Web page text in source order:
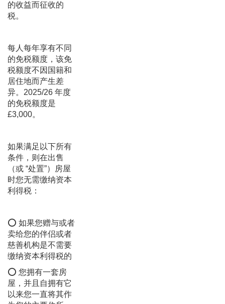
的收益而征收的
税。
每人每年享有不同
的免税额度，该免
税额度不因国籍和
居住地而产生差
异。2025/26 年度
的免税额度是
£3,000。
如果满足以下所有
条件，则在出售
（或 “处置”）房屋
时您无需缴纳资本
利得税：
⭕ 如果您赠与或者
卖给您的伴侣或者
慈善机构是不需要
缴纳资本利得税的
⭕ 您拥有一套房
屋，并且自拥有它
以来您一直将其作